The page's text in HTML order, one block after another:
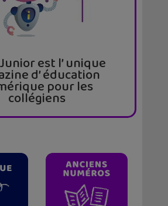
est l’ unique
d’ éducation
pour les
collégiens